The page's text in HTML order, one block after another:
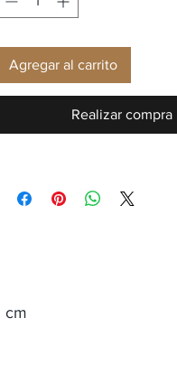
Agregar al carrito
Realizar compra
cm